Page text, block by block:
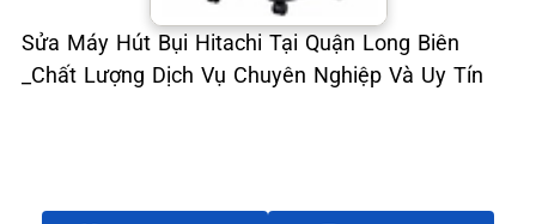
Sửa Máy Hút Bụi Hitachi Tại Quận Long Biên
_Chất Lượng Dịch Vụ Chuyên Nghiệp Và Uy Tín